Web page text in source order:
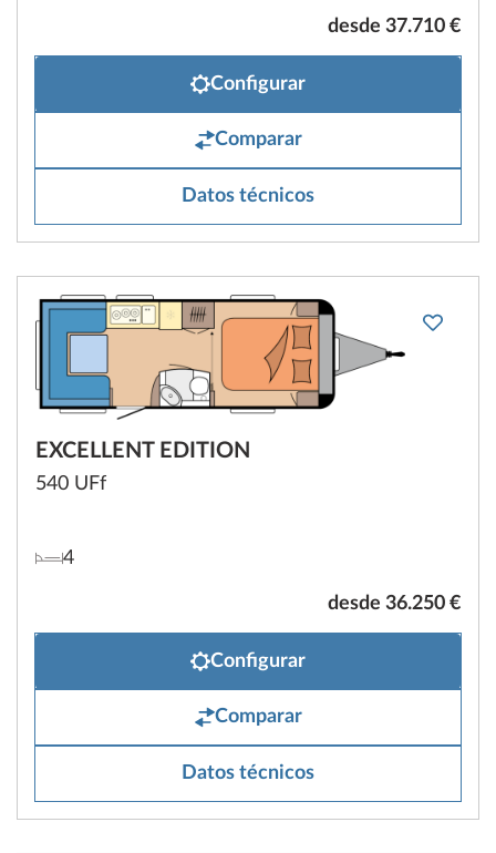
desde 37.710 €
Configurar
Comparar
Datos técnicos
EXCELLENT EDITION
540 UFf
4
desde 36.250 €
Configurar
Comparar
Datos técnicos